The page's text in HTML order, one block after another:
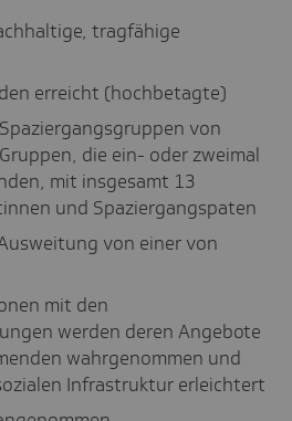
tragfähige
erreicht (hochbetagte)
von
die ein- oder zweimal
mit insgesamt 13
und Spaziergangspaten
von einer von
mit den
werden deren Angebote
wahrgenommen und
Infrastruktur erleichtert